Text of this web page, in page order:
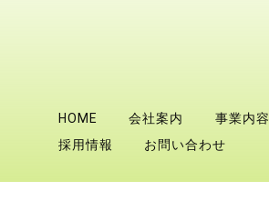
HOME 会社案内 事業内容
採用情報
お問い合わせ